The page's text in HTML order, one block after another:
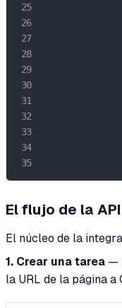
El flujo de la
El núcleo de la
1. Crear una tarea —
la URL de la página a